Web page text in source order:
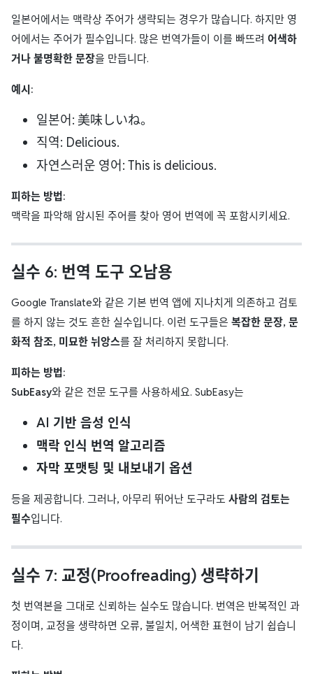
일본어에서는 맥락상 주어가 생략되는 경우가 많습니다. 하지만 영
어에서는 주어가 필수입니다. 많은 번역가들이 이를 빠뜨려 어색하
거나 불명확한 문장을 만듭니다.
예시:
일본어: 美味しいね。
직역: Delicious.
자연스러운 영어: This is delicious.
피하는 방법:
맥락을 파악해 암시된 주어를 찾아 영어 번역에 꼭 포함시키세요.
실수 6: 번역 도구 오남용
Google Translate와 같은 기본 번역 앱에 지나치게 의존하고 검토
를 하지 않는 것도 흔한 실수입니다. 이런 도구들은 복잡한 문장, 문
화적 참조, 미묘한 뉘앙스를 잘 처리하지 못합니다.
피하는 방법:
SubEasy와 같은 전문 도구를 사용하세요. SubEasy는
AI 기반 음성 인식
맥락 인식 번역 알고리즘
자막 포맷팅 및 내보내기 옵션
등을 제공합니다. 그러나, 아무리 뛰어난 도구라도 사람의 검토는
필수입니다.
실수 7: 교정(Proofreading) 생략하기
첫 번역본을 그대로 신뢰하는 실수도 많습니다. 번역은 반복적인 과
정이며, 교정을 생략하면 오류, 불일치, 어색한 표현이 남기 쉽습니
다.